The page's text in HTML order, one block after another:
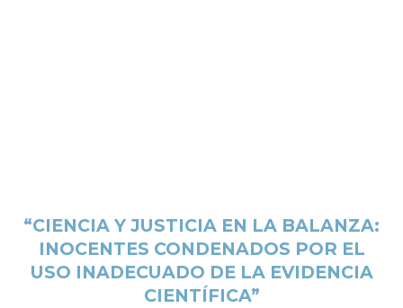
“CIENCIA Y JUSTICIA EN LA BALANZA:
INOCENTES CONDENADOS POR EL
USO INADECUADO DE LA EVIDENCIA
CIENTÍFICA”